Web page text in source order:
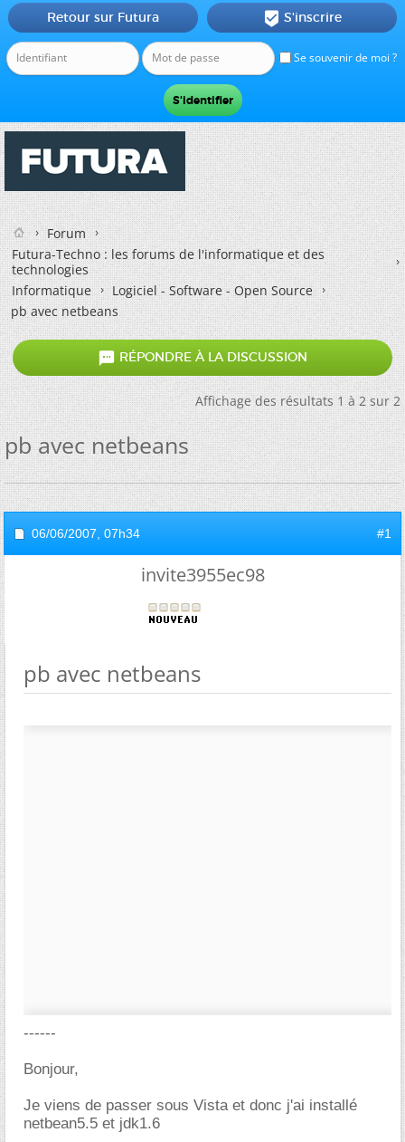
Se souvenir de moi ?
Retour sur Futura  S'inscrire
Forum
Futura-Techno : les forums de l'informatique et des
technologies
Informatique
Logiciel - Software - Open Source
pb avec netbeans
 RÉPONDRE À LA DISCUSSION
Affichage des résultats 1 à 2 sur 2
pb avec netbeans
06/06/2007, 07h34 #1
invite3955ec98
pb avec netbeans
------
Bonjour,
Je viens de passer sous Vista et donc j'ai installé
netbean5.5 et jdk1.6